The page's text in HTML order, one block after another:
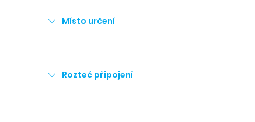
Místo určení
Rozteč připojení